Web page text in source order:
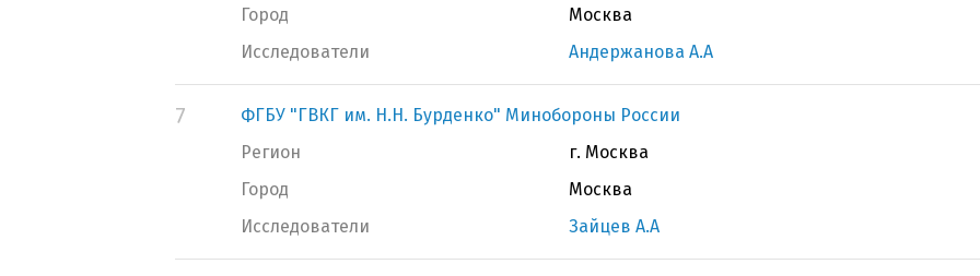
Город
Москва
Исследователи
Андержанова А.А
7
ФГБУ "ГВКГ им. Н.Н. Бурденко" Минобороны России
Регион
г. Москва
Город
Москва
Исследователи
Зайцев А.А